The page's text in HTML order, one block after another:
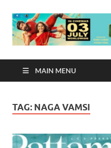
MAIN MENU
TAG: NAGA VAMSI